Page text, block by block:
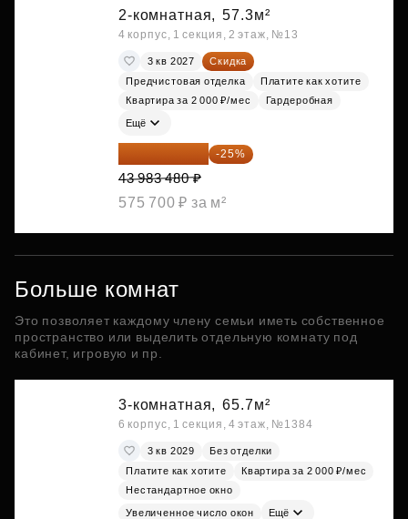
2-комнатная, 57.3м²
4 корпус, 1 секция, 2 этаж, №13
3 кв 2027
Скидка
Предчистовая отделка
Платите как хотите
Квартира за 2 000 ₽/мес
Гардеробная
Ещё
32 987 610 ₽ -25%
43 983 480 ₽
575 700 ₽ за м²
Больше комнат
Это позволяет каждому члену семьи иметь собственное
пространство или выделить отдельную комнату под
кабинет, игровую и пр.
3-комнатная, 65.7м²
6 корпус, 1 секция, 4 этаж, №1384
3 кв 2029
Без отделки
Платите как хотите
Квартира за 2 000 ₽/мес
Нестандартное окно
Увеличенное число окон Ещё